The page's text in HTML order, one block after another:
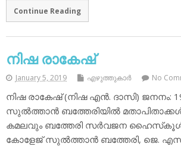
Continue Reading
നിഷ രാകേഷ്
January 5, 2019 എഴുത്തുകാര്‍ No
നിഷ രാകേഷ് (നിഷ എന്‍. ദാസി) ജനനം:
സുല്‍ത്താന്‍ ബത്തേരിയില്‍
കമലവും ബത്തേരി സര്‍വജന ഹൈസ്‌കൂള്‍,
കോളേജ് സുല്‍ത്താന്‍ ബത്തേരി, ജെ.